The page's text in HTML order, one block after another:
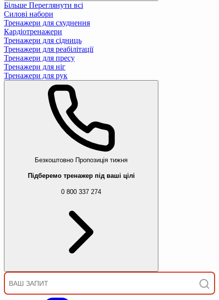
Більше Переглянути всі
Силові набори
Тренажери для схуднення
Кардіотренажери
Тренажери для сідниць
Тренажери для реабілітації
Тренажери для пресу
Тренажери для ніг
Тренажери для рук
Безкоштовно Пропозиція тижня
Підберемо тренажер під ваші цілі
0 800 337 274